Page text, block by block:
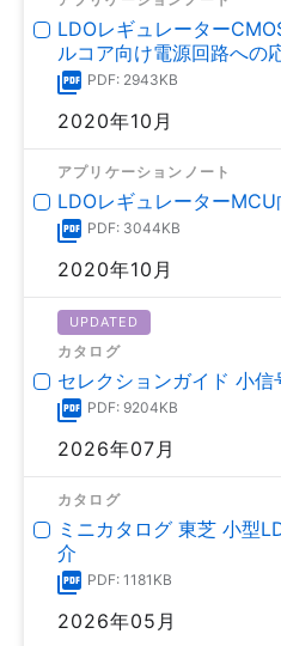
LDOレギュレーター
ルコア向け電源回路への
PDF: 2943KB
2020年10月
アプリケーションノート
LDOレギュレーター
PDF: 3044KB
2020年10月
UPDATED
カタログ
セレクションガイド 小信
PDF: 9204KB
2026年07月
カタログ
ミニカタログ 東芝 小型
介
PDF: 1181KB
2026年05月